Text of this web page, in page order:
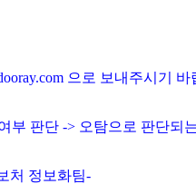
으로 보내주시기 바
부 판단 -> 오탐으로 판단되
처 정보화팀-